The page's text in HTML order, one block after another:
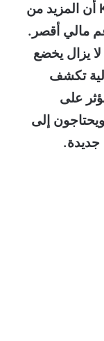
أن المزيد من
مالي أقصر.
يزال يخضع
تكشف
على
إلى